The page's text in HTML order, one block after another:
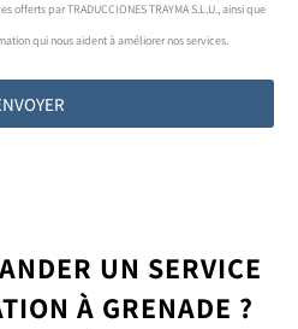
par TRADUCCIONES TRAYMA S.L.U., ainsi que
qui nous aident à améliorer nos services.
UN SERVICE
À GRENADE ?